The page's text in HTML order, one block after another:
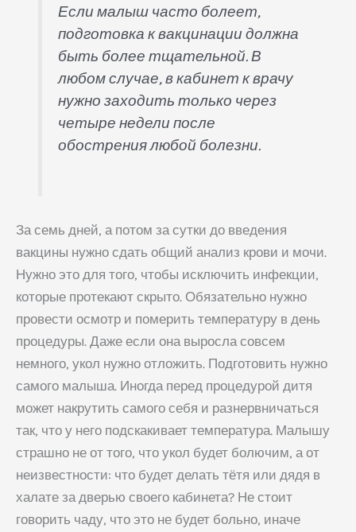
«Врач
будущего»
Если малыш часто болеет,
подготовка к вакцинации должна
быть более тщательной. В
любом случае, в кабинет к врачу
нужно заходить только через
четыре недели после
обострения любой болезни.
За семь дней, а потом за сутки до введения
вакцины нужно сдать общий анализ крови и мочи.
Нужно это для того, чтобы исключить инфекции,
которые протекают скрыто. Обязательно нужно
провести осмотр и померить температуру в день
процедуры. Даже если она выросла совсем
немного, укол нужно отложить. Подготовить нужно
самого малыша. Иногда перед процедурой дитя
может накрутить самого себя и разнервничаться
так, что у него подскакивает температура. Малышу
страшно не от того, что укол будет болючим, а от
неизвестности: что будет делать тётя или дядя в
халате за дверью своего кабинета? Не стоит
говорить чаду, что это не будет больно, иначе